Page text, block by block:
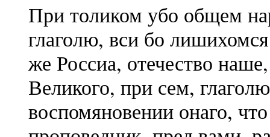
При толиком убо общем
глаголю, вси бо
же Россиа, отечество
Великого, при сем,
воспомяновении онаго,